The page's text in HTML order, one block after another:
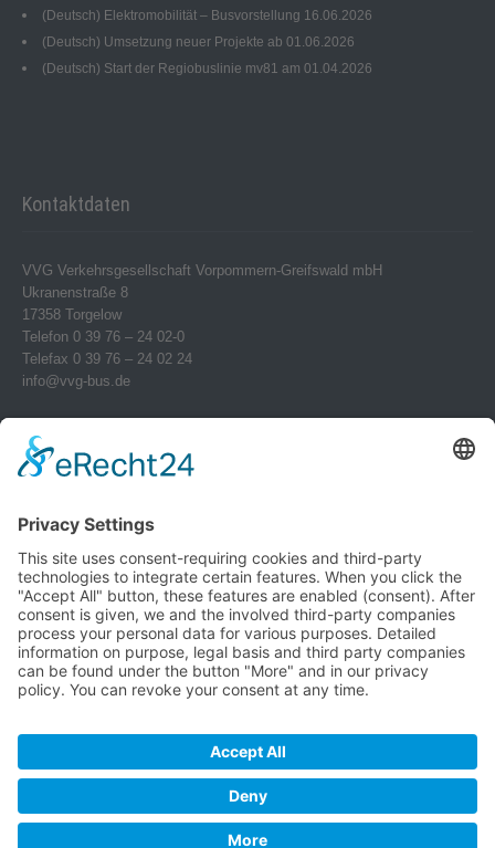
(Deutsch) Elektromobilität – Busvorstellung 16.06.2026
(Deutsch) Umsetzung neuer Projekte ab 01.06.2026
(Deutsch) Start der Regiobuslinie mv81 am 01.04.2026
Kontaktdaten
VVG Verkehrsgesellschaft Vorpommern-Greifswald mbH
Ukranenstraße 8
17358 Torgelow
Telefon 0 39 76 – 24 02-0
Telefax 0 39 76 – 24 02 24
info@vvg-bus.de
Torgelower Str. 18
17309 Pasewalk
Betriebshof Jarmen
Demminer Str. 43
17126 Jarmen
Telefon 03 99 97 – 1 03 08
Telefax 03 99 97 – 1 03 18
jarmen@vvg-bus.de
Betriebshof Bansin
Dorf Bansin 1 c
Telefon 03976 – 24 02 45
charterbus@vvg-bus.de
Verwendung von Cookies
Um unsere Website für Sie optimal
zu gestalten und fortlaufend
verbessern zu können, verwenden
wir Cookies. Durch die weitere
der Verwendung von Cookies zu.
Weitere Informationen zu Cookies
erhalten Sie in unserer
Datenschutzerklärung.